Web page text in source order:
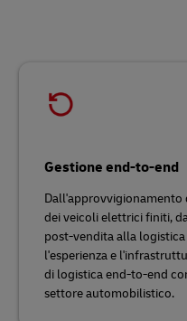
Gestione end-to-end
Dall'approvvigionamento
dei veicoli elettrici finiti,
post-vendita alla
l'esperienza e
di logistica end-to-end
settore automobilistico.